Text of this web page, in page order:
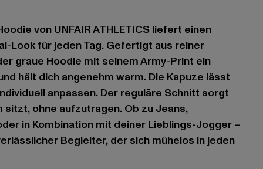
von UNFAIR ATHLETICS liefert einen
Look für jeden Tag. Gefertigt aus reiner
graue Hoodie mit seinem Army-Print ein
hält dich angenehm warm. Die Kapuze lässt
anpassen. Der reguläre Schnitt sorgt
sitzt, ohne aufzutragen. Ob zu Jeans,
in Kombination mit deiner Lieblings-Jogger –
Begleiter, der sich mühelos in jeden